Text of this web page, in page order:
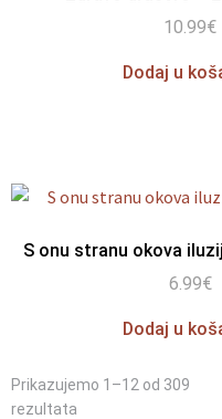
10.99€
Dodaj u
S onu stranu okova
6.99€
Dodaj u
Prikazujemo 1–12 od 309
rezultata